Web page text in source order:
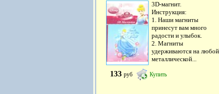
3D-магнит.
Инструкция:
1. Наши магниты
принесут вам много
радости и улыбок.
2. Магниты
удерживаются на любой
металлической...
133 руб Купить